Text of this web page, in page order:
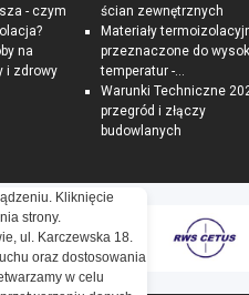
- czym
na
i zdrowy
ścian zewnętrznych
Materiały
przeznaczone do
temperatur -...
Warunki Techniczne
przegród i złączy
budowlanych
Kliknięcie
strony.
ul. Karczewska 18.
oraz dostosowania
w celu